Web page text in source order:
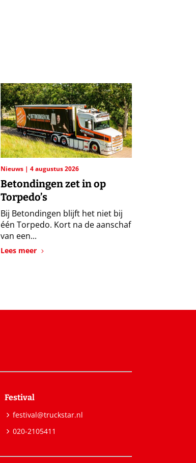
Nieuws 4 augustus 2026
Betondingen zet in op
Torpedo’s
Bij Betondingen blijft het niet bij
één Torpedo. Kort na de aanschaf
van een...
Lees meer
Festival
festival@truckstar.nl
020-2105411